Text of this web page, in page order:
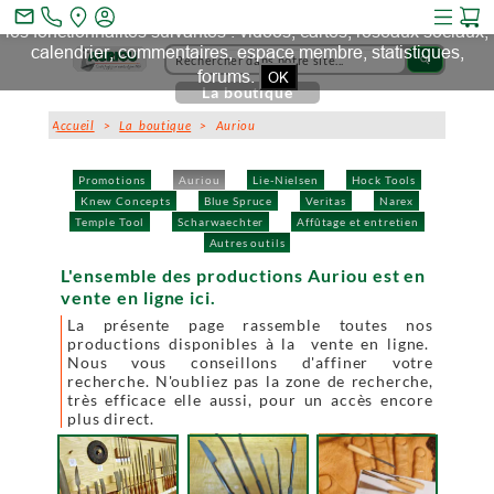
search
Promotions Auriou Lie-Nielsen
Hock Tools
Knew Concepts
Blue Spruce Veritas
Narex
Temple Tool
Scharwaechter
Affûtage et entretien
Autres outils
La boutique
Accueil >La boutique > Auriou
L'ensemble des productions Auriou est en
vente en ligne ici.
La présente page rassemble toutes nos
productions disponibles à la vente en ligne.
Nous vous conseillons d'affiner votre
recherche. N'oubliez pas la zone de recherche,
très efficace elle aussi, pour un accès encore
plus direct.
mail_outline
Ce site et des sites tiers qu'il utilise collectent des cookies pour
les fonctionnalités suivantes : vidéos, cartes, réseaux sociaux,
calendrier, commentaires, espace membre, statistiques,
forums. OK